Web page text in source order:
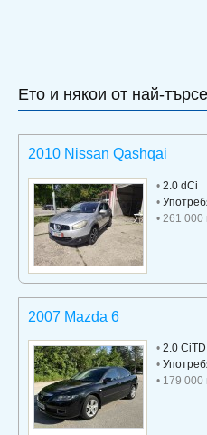
Ето и някои от най-
2010 Nissan Qashqai
• 2.0 dCi
•
• 261 000
2007 Mazda 6
• 2.0 CiTD
•
• 179 000